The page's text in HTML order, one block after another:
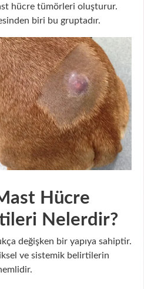
hücre tümörleri oluşturur.
biri bu gruptadır.
Hücre
Nelerdir?
değişken bir yapıya sahiptir.
ve sistemik belirtilerin